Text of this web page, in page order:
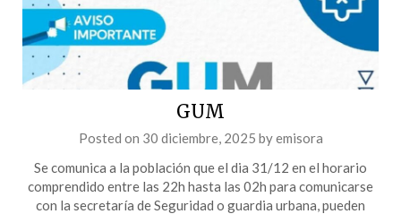
GUM
Posted on 30 diciembre, 2025 byemisora
Se comunica a la población que el dia 31/12 en el horario
comprendido entre las 22h hasta las 02h para comunicarse
con la secretaría de Seguridad o guardia urbana, pueden